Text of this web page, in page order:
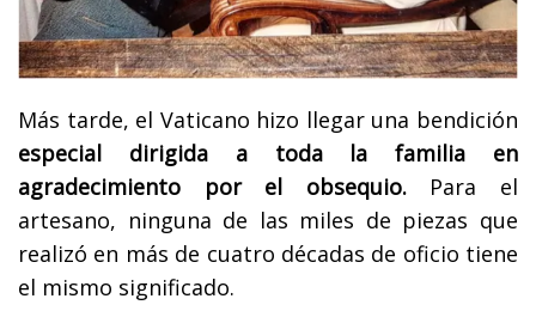
Más tarde, el Vaticano hizo llegar una bendición
especial dirigida a toda la familia en
agradecimiento por el obsequio. Para el
artesano, ninguna de las miles de piezas que
realizó en más de cuatro décadas de oficio tiene
el mismo significado.